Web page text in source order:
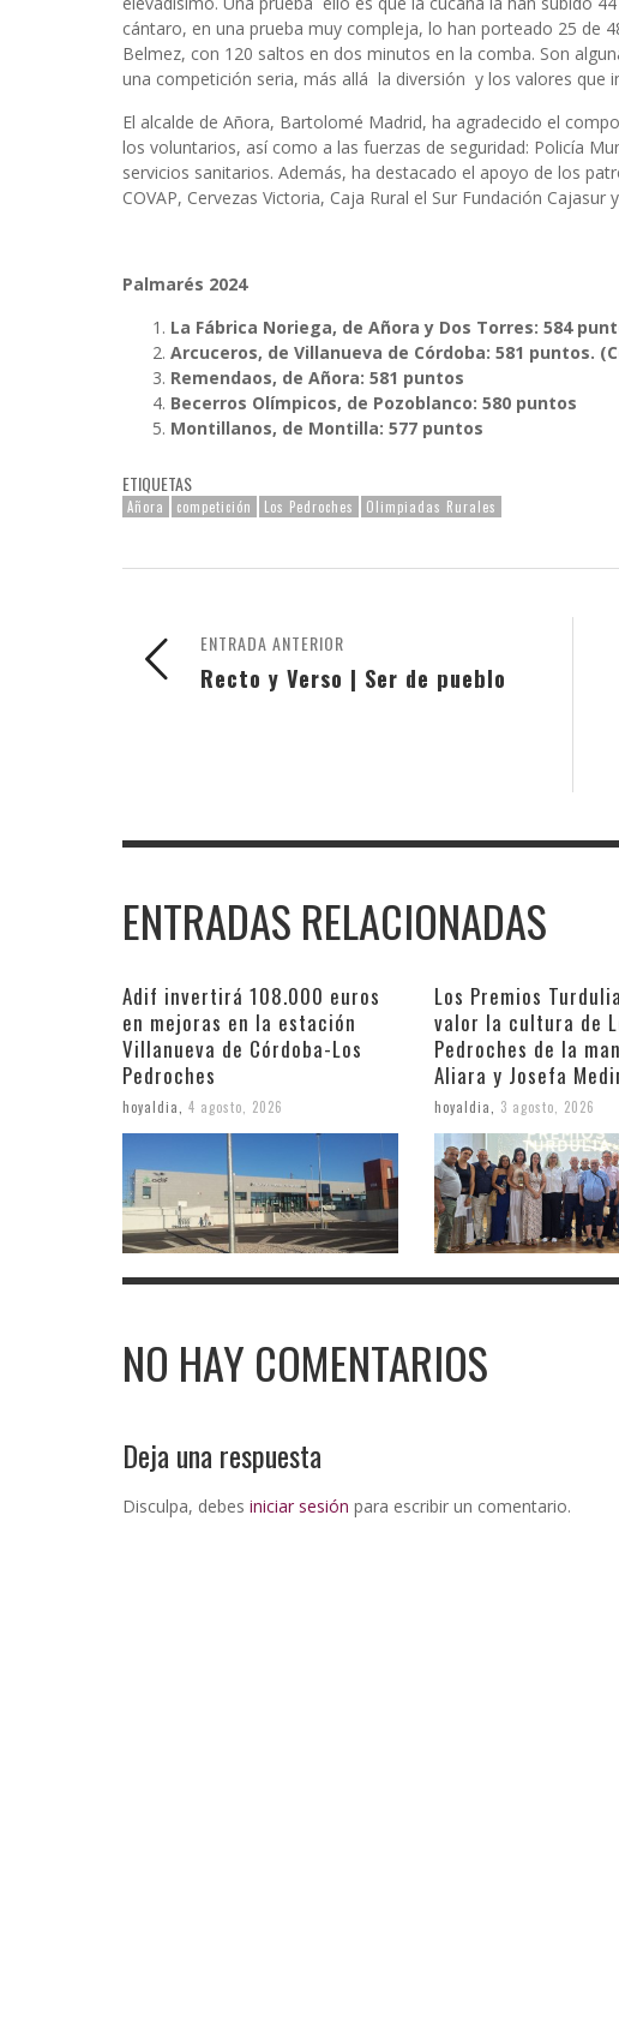
cántaro, en una prueba muy compleja, lo han porteado 25 de
Belmez, con 120 saltos en dos minutos en la comba. Son
una competición seria, más allá la diversión y los valores que
El alcalde de Añora, Bartolomé Madrid, ha agradecido el
los voluntarios, así como a las fuerzas de seguridad: Policía
servicios sanitarios. Además, ha destacado el apoyo de los
COVAP, Cervezas Victoria, Caja Rural el Sur Fundación Cajasur
Palmarés 2024
La Fábrica Noriega, de Añora y Dos Torres: 584
Arcuceros, de Villanueva de Córdoba: 581 puntos.
Remendaos, de Añora: 581 puntos
Becerros Olímpicos, de Pozoblanco: 580 puntos
Montillanos, de Montilla: 577 puntos
ETIQUETAS
Añora competición Los Pedroches Olimpiadas Rurales
ENTRADA ANTERIOR
Recto y Verso | Ser de pueblo
ENTRADAS RELACIONADAS
Adif invertirá 108.000 euros
en mejoras en la estación
Villanueva de Córdoba-Los
Pedroches
hoyaldia 4 agosto, 2026
Los Premios
valor la cultura de
Pedroches de la
Aliara y Josefa
hoyaldia 3 agosto, 2026
NO HAY COMENTARIOS
Deja una respuesta
Disculpa, debes iniciar sesión para escribir un comentario.